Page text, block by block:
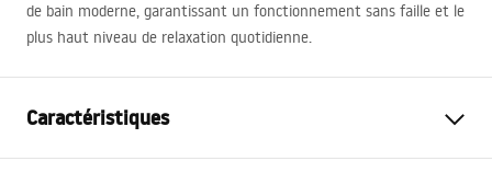
de bain moderne, garantissant un fonctionnement sans faille et le
plus haut niveau de relaxation quotidienne.
Caractéristiques